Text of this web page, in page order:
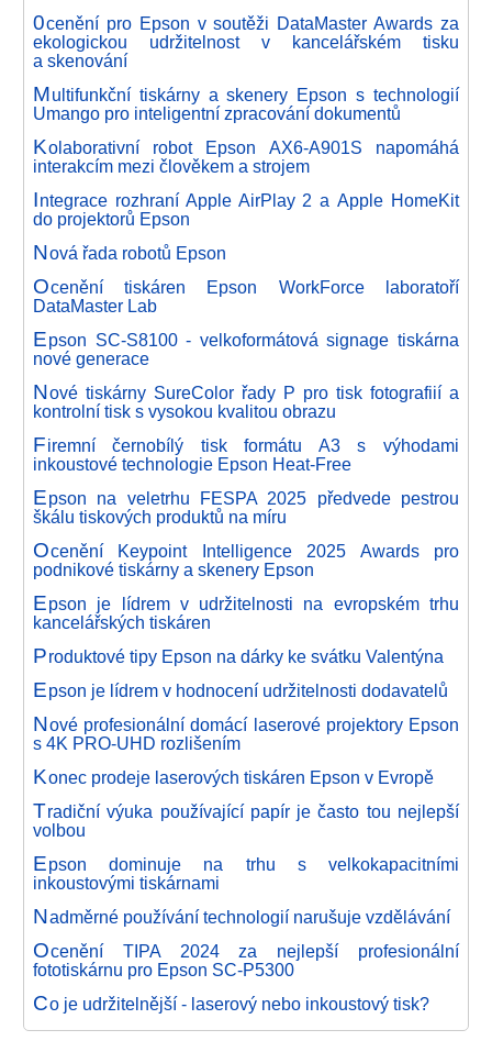
0cenění pro Epson v soutěži DataMaster Awards za
ekologickou udržitelnost v kancelářském tisku
a skenování
Multifunkční tiskárny a skenery Epson s technologií
Umango pro inteligentní zpracování dokumentů
Kolaborativní robot Epson AX6-A901S napomáhá
interakcím mezi člověkem a strojem
Integrace rozhraní Apple AirPlay 2 a Apple HomeKit
do projektorů Epson
Nová řada robotů Epson
Ocenění tiskáren Epson WorkForce laboratoří
DataMaster Lab
Epson SC-S8100 - velkoformátová signage tiskárna
nové generace
Nové tiskárny SureColor řady P pro tisk fotografiií a
kontrolní tisk s vysokou kvalitou obrazu
Firemní černobílý tisk formátu A3 s výhodami
inkoustové technologie Epson Heat-Free
Epson na veletrhu FESPA 2025 předvede pestrou
škálu tiskových produktů na míru
Ocenění Keypoint Intelligence 2025 Awards pro
podnikové tiskárny a skenery Epson
Epson je lídrem v udržitelnosti na evropském trhu
kancelářských tiskáren
Produktové tipy Epson na dárky ke svátku Valentýna
Epson je lídrem v hodnocení udržitelnosti dodavatelů
Nové profesionální domácí laserové projektory Epson
s 4K PRO-UHD rozlišením
Konec prodeje laserových tiskáren Epson v Evropě
Tradiční výuka používající papír je často tou nejlepší
volbou
Epson dominuje na trhu s velkokapacitními
inkoustovými tiskárnami
Nadměrné používání technologií narušuje vzdělávání
Ocenění TIPA 2024 za nejlepší profesionální
fototiskárnu pro Epson SC-P5300
Co je udržitelnější - laserový nebo inkoustový tisk?